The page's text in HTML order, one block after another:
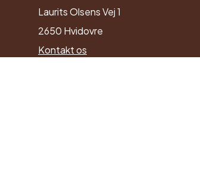
Laurits Olsens Vej 1
2650 Hvidovre
Kontakt os